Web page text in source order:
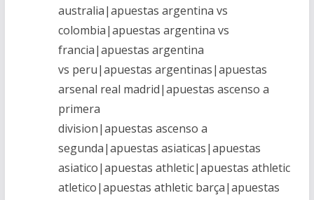
australia|apuestas argentina vs
colombia|apuestas argentina vs
francia|apuestas argentina
vs peru|apuestas argentinas|apuestas
arsenal real madrid|apuestas ascenso a
primera
division|apuestas ascenso a
segunda|apuestas asiaticas|apuestas
asiatico|apuestas athletic|apuestas athletic
atletico|apuestas athletic barça|apuestas